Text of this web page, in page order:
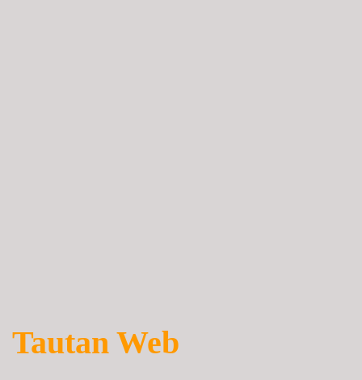
Tautan Web